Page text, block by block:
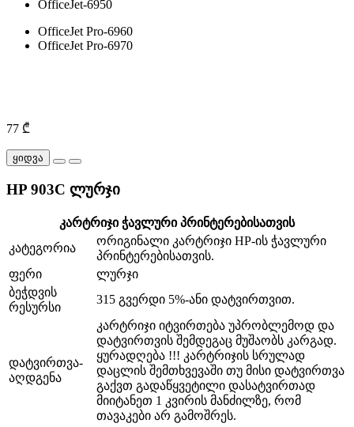
OfficeJet-6950
OfficeJet Pro-6960
OfficeJet Pro-6970
77 ₾
ყიდვა
HP 903C ლურჯი
კარტრიჯი ჭავლური პრინტერებისათვის
კატეგორია
ორიგინალი კარტრიჯი HP-ის ჭავლური
პრინტერებისათვის.
ფერი
ლურჯი
ბეჭდვის
რესურსი
315 გვერდი 5%-ანი დატვირთვით.
დატვირთვა-
აღდგენა
კარტრიჯი იტვირთება უპრობლემოდ და
დატვირთვის შემდეგაც მუშაობს კარგად.
ყურადღება !!! კარტრიჯის სრულად
დაცლის შემთხვევაში თუ მისი დატვირთვა
გაქვთ გადაწყვეტილი დასატვირთად
მიიტანეთ 1 კვირის მანძილზე, რომ
თავაკები არ გამოშრეს.